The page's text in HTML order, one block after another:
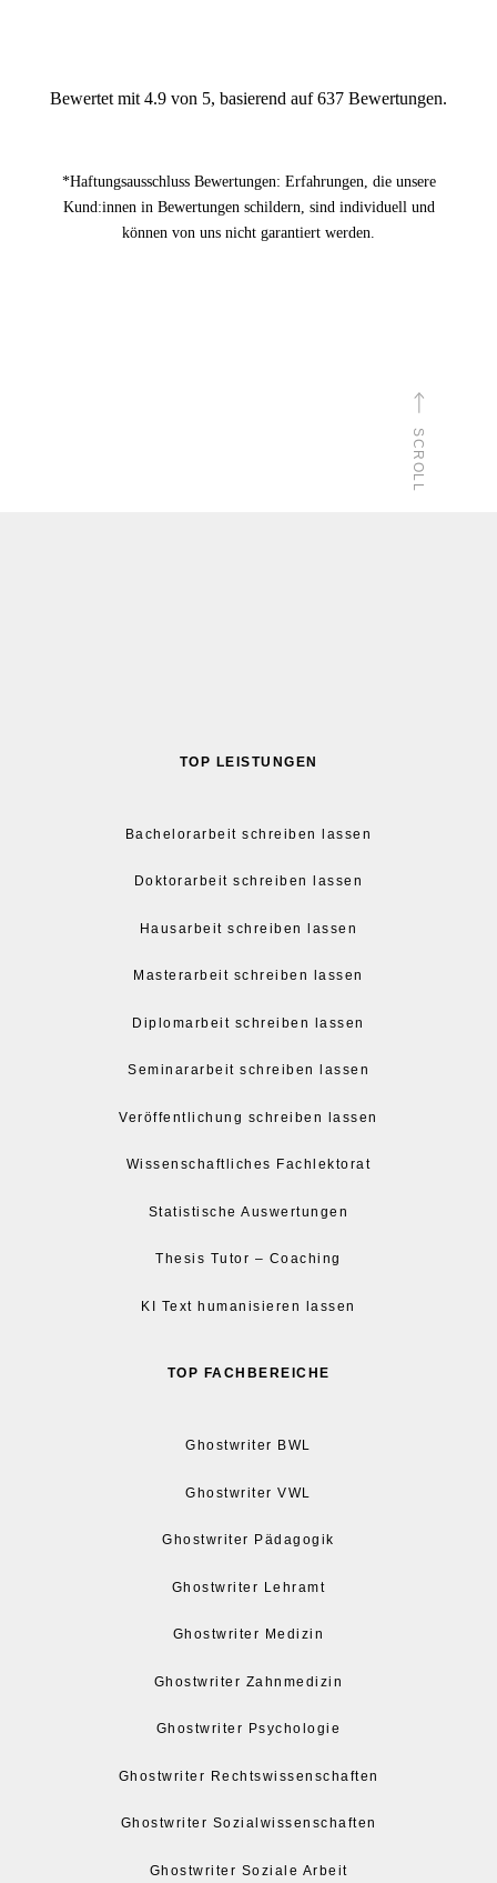
Bewertet mit 4.9 von 5, basierend auf 637 Bewertungen.
*Haftungsausschluss Bewertungen: Erfahrungen, die unsere
Kund:innen in Bewertungen schildern, sind individuell und
können von uns nicht garantiert werden.
TOP LEISTUNGEN
Bachelorarbeit schreiben lassen
Doktorarbeit schreiben lassen
Hausarbeit schreiben lassen
Masterarbeit schreiben lassen
Diplomarbeit schreiben lassen
Seminararbeit schreiben lassen
Veröffentlichung schreiben lassen
Wissenschaftliches Fachlektorat
Statistische Auswertungen
Thesis Tutor – Coaching
KI Text humanisieren lassen
TOP FACHBEREICHE
Ghostwriter BWL
Ghostwriter VWL
Ghostwriter Pädagogik
Ghostwriter Lehramt
Ghostwriter Medizin
Ghostwriter Zahnmedizin
Ghostwriter Psychologie
Ghostwriter Rechtswissenschaften
Ghostwriter Sozialwissenschaften
Ghostwriter Soziale Arbeit
SCROLL